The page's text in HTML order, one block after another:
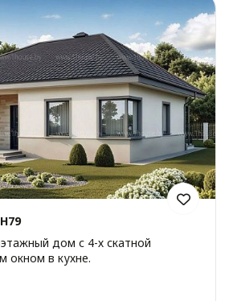
дом с 4-х скатной
окном в кухне.